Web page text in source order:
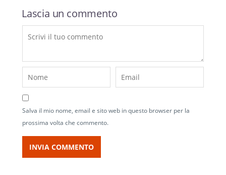
Lascia un commento
Salva il mio nome, email e sito web in questo browser per la
prossima volta che commento.